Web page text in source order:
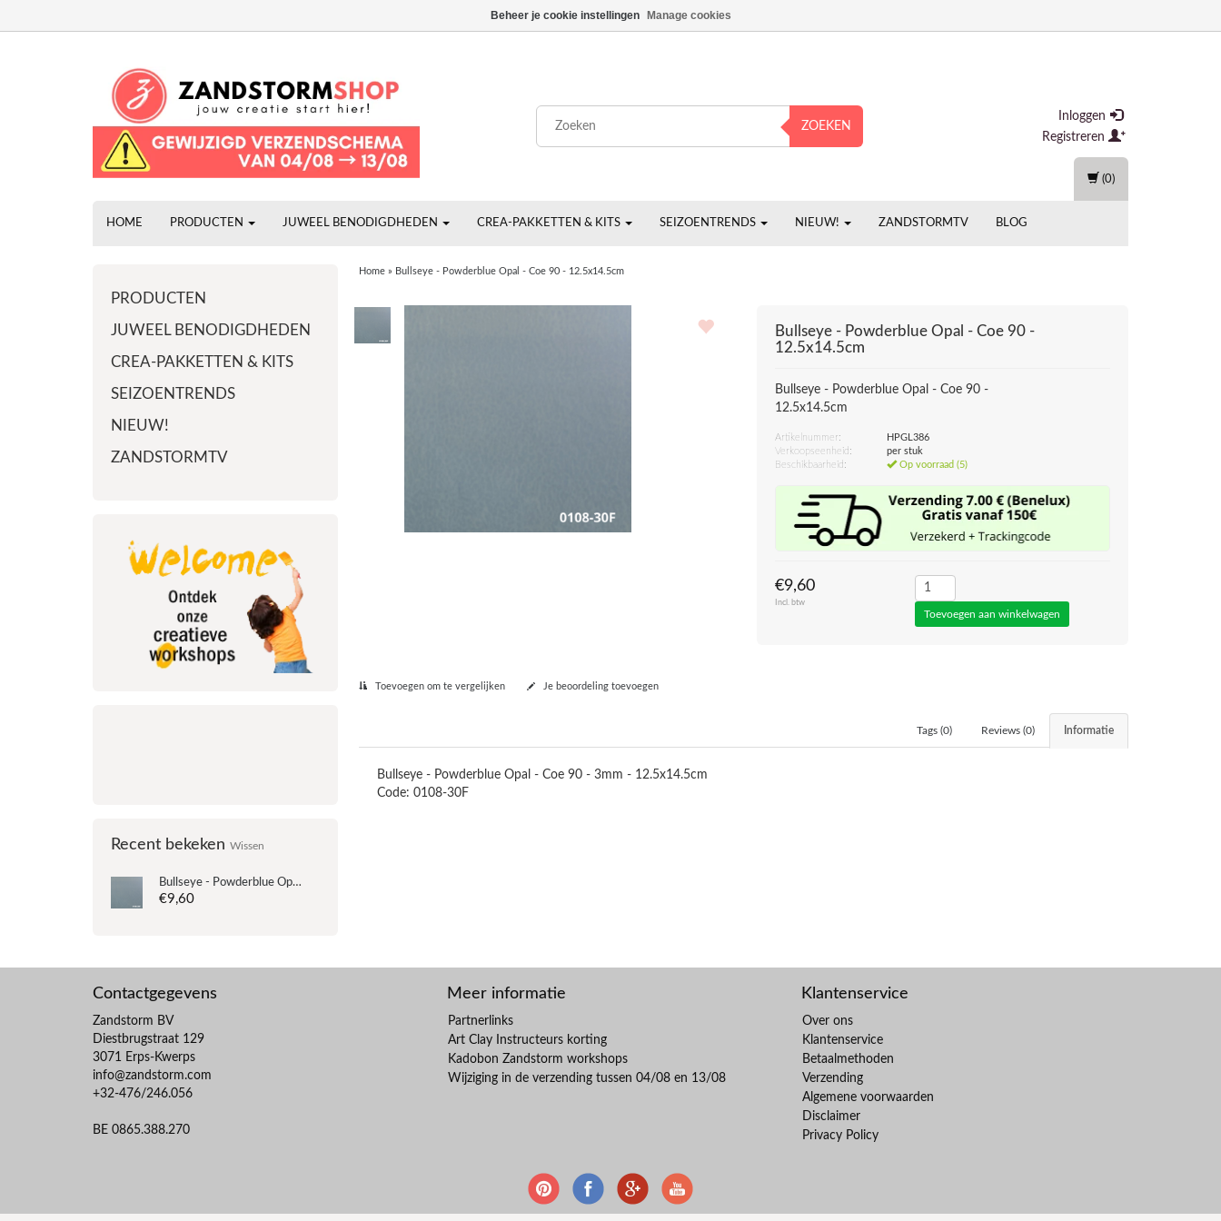
ZOEKEN
Inloggen
Registreren
HOME PRODUCTEN JUWEEL BENODIGDHEDEN CREA-PAKKETTEN & KITS SEIZOENTRENDS NIEUW! ZANDSTORMTV BLOG
(0)
PRODUCTEN
JUWEEL BENODIGDHEDEN
CREA-PAKKETTEN & KITS
SEIZOENTRENDS
NIEUW!
ZANDSTORMTV
Recent bekeken Wissen
Bullseye - Powderblue Opal - Coe 90 - 12.5x14.5cm
€9,60
Home» Bullseye - Powderblue Opal - Coe 90 - 12.5x14.5cm
Bullseye - Powderblue Opal - Coe 90 -
12.5x14.5cm
Bullseye - Powderblue Opal - Coe 90 -
12.5x14.5cm
Artikelnummer:
HPGL386
Verkoopseenheid:
per stuk
Beschikbaarheid:
Op voorraad (5)
€9,60
Incl. btw
Toevoegen om te vergelijken Je beoordeling toevoegen
Informatie
Reviews (0)
Tags (0)
Bullseye - Powderblue Opal - Coe 90 - 3mm - 12.5x14.5cm
Code: 0108-30F
Contactgegevens
Zandstorm BV
Diestbrugstraat 129
3071 Erps-Kwerps
info@zandstorm.com
+32-476/246.056
BE 0865.388.270
Meer informatie
Partnerlinks
Art Clay Instructeurs korting
Kadobon Zandstorm workshops
Wijziging in de verzending tussen 04/08 en 13/08
Klantenservice
Over ons
Klantenservice
Betaalmethoden
Verzending
Algemene voorwaarden
Disclaimer
Privacy Policy
Beheer je cookie instellingen Manage cookies